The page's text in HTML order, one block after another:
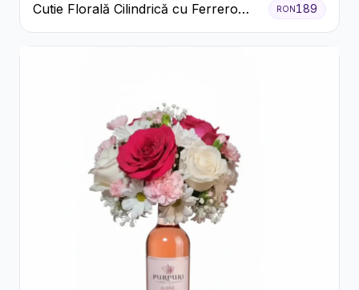
Cutie Florală Cilindrică cu Ferrero
Rocher și Trandafiri Pastel
RON189